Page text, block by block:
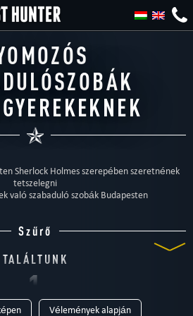
Sherlock Holmes szerepében szeretnének
tetszelegni
való szabaduló szobák Budapesten
Szűrő
TALÁLTUNK
1
Vélemények alapján